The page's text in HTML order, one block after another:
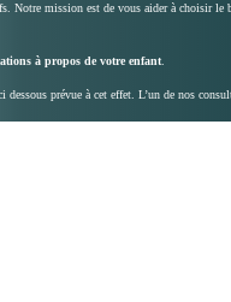
Notre mission est de vous aider à choisir
à propos de votre enfant
prévue à cet effet. L’un de nos